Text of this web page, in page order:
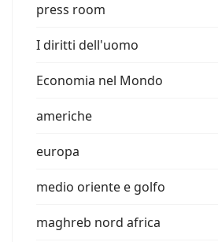
press room
I diritti dell'uomo
Economia nel Mondo
americhe
europa
medio oriente e golfo
maghreb nord africa